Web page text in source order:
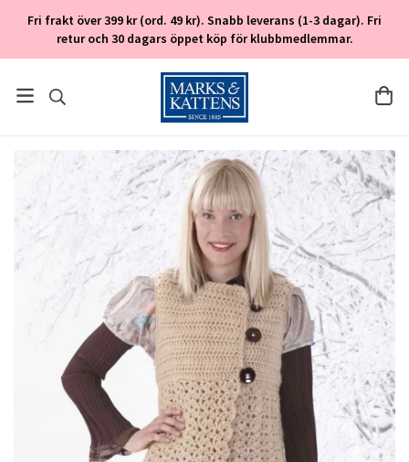
Fri frakt över 399 kr (ord. 49 kr). Snabb leverans (1-3 dagar). Fri
retur och 30 dagars öppet köp för klubbmedlemmar.